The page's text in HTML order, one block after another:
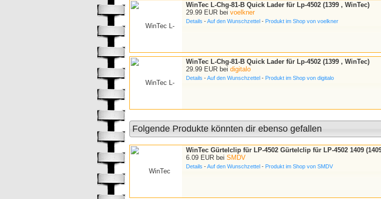
WinTec L-Chg-81-B Quick Lader für Lp-4502 (1399 , WinTec)
29.99 EUR bei voelkner
Details -Auf den Wunschzettel- Produkt im Shop von voelkner
WinTec L-Chg-81-B Quick Lader für Lp-4502 (1399 , WinTec)
29.99 EUR bei digitalo
Details -Auf den Wunschzettel- Produkt im Shop von digitalo
Folgende Produkte könnten dir ebenso gefallen
WinTec Gürtelclip für LP-4502 Gürtelclip für LP-4502 1409
6.09 EUR bei SMDV
Details -Auf den Wunschzettel- Produkt im Shop von SMDV